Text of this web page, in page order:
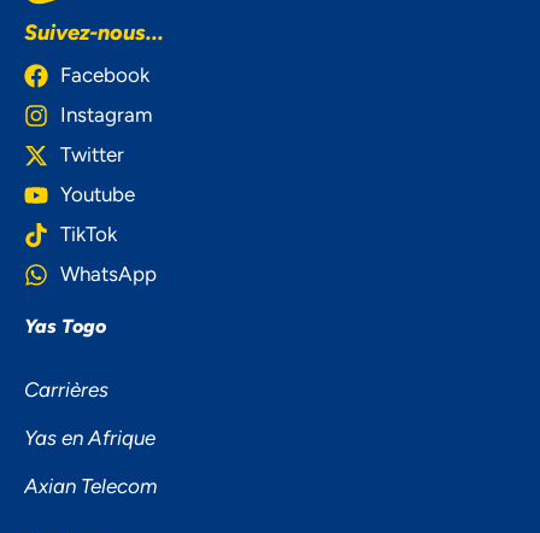
Suivez-nous...
Facebook
Instagram
Twitter
Youtube
TikTok
WhatsApp
Yas Togo
Carrières
Yas en Afrique
Axian Telecom